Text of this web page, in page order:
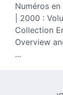
Numéros
| 2000 :
Collection
Overview
...